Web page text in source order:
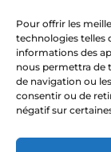
Pour offrir les
technologies telles
informations des
nous permettra de
de navigation ou
consentir ou de
négatif sur